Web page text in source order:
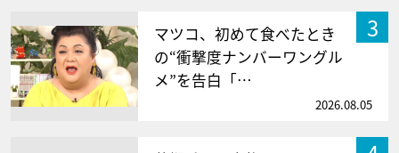
3
マツコ、初めて食べたとき
の“衝撃度ナンバーワングル
メ”を告白「…
2026.08.05